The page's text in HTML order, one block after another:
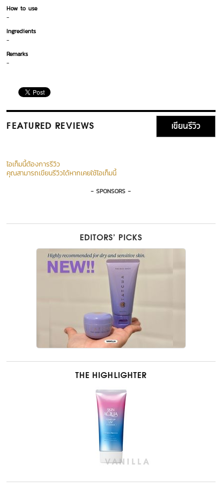
How to use
-
Ingredients
-
Remarks
-
FEATURED REVIEWS เขียนรีวิว
ไอเท็มนี้ต้องการรีวิว
คุณสามารถเขียนรีวิวได้หากเคยใช้ไอเท็มนี้
- SPONSORS -
EDITORS’ PICKS
THE HIGHLIGHTER